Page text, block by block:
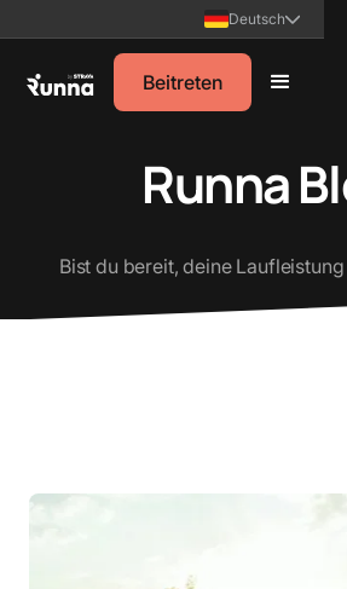
Deutsch
Beitreten
Runna
Bist du bereit, deine